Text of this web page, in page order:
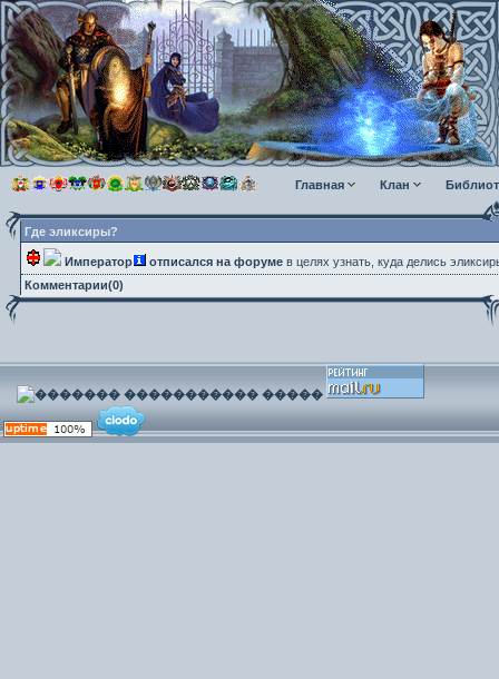
Главная Клан
Где эликсиры?
Император отписался на форуме в целях узнать, куда делись
Комментарии(0)